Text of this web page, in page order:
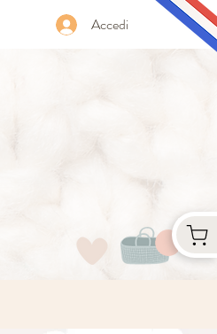
Accedi